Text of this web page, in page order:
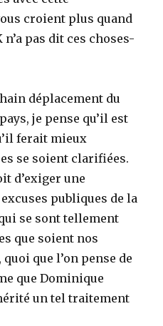
croient plus quand
pas dit ces choses-
déplacement du
je pense qu’il est
ferait mieux
se soient clarifiées.
d’exiger une
publiques de la
se sont tellement
que soient nos
que l’on pense de
que Dominique
un tel traitement